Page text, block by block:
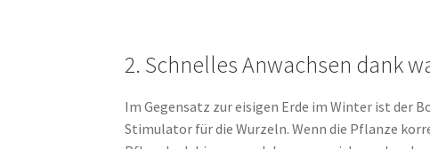
2. Schnelles Anwachsen dank
Im Gegensatz zur eisigen Erde im Winter ist der
Stimulator für die Wurzeln. Wenn die Pflanze